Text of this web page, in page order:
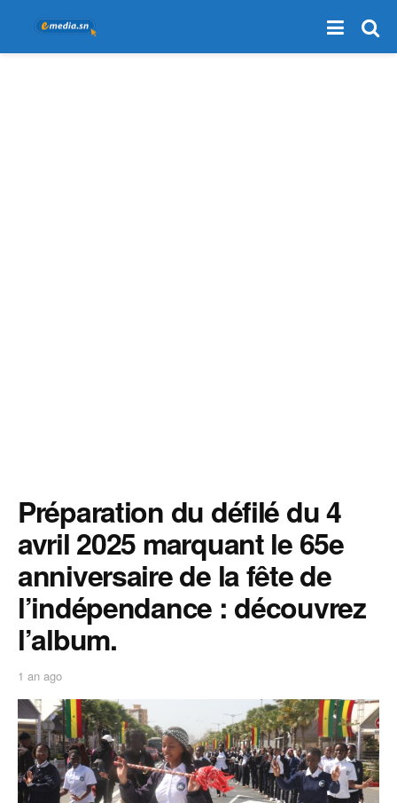
Préparation du défilé du 4
avril 2025 marquant le 65e
anniversaire de la fête de
l’indépendance : découvrez
l’album.
1 an ago